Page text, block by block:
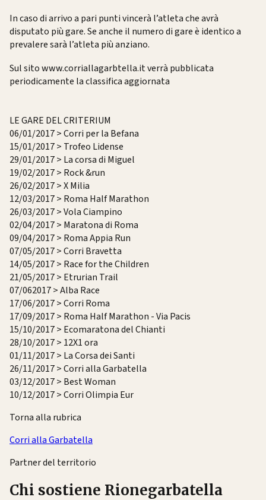
In caso di arrivo a pari punti vincerà l’atleta che avrà
disputato più gare. Se anche il numero di gare è identico a
prevalere sarà l’atleta più anziano.
Sul sito www.corriallagarbtella.it verrà pubblicata
periodicamente la classifica aggiornata
LE GARE DEL CRITERIUM
06/01/2017 > Corri per la Befana
15/01/2017 > Trofeo Lidense
29/01/2017 > La corsa di Miguel
19/02/2017 > Rock &run
26/02/2017 > X Milia
12/03/2017 > Roma Half Marathon
26/03/2017 > Vola Ciampino
02/04/2017 > Maratona di Roma
09/04/2017 > Roma Appia Run
07/05/2017 > Corri Bravetta
14/05/2017 > Race for the Children
21/05/2017 > Etrurian Trail
07/062017 > Alba Race
17/06/2017 > Corri Roma
17/09/2017 > Roma Half Marathon - Via Pacis
15/10/2017 > Ecomaratona del Chianti
28/10/2017 > 12X1 ora
01/11/2017 > La Corsa dei Santi
26/11/2017 > Corri alla Garbatella
03/12/2017 > Best Woman
10/12/2017 > Corri Olimpia Eur
Torna alla rubrica
Corri alla Garbatella
Partner del territorio
Chi sostiene Rionegarbatella